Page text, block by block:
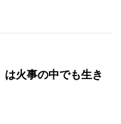
は火事の中でも生き